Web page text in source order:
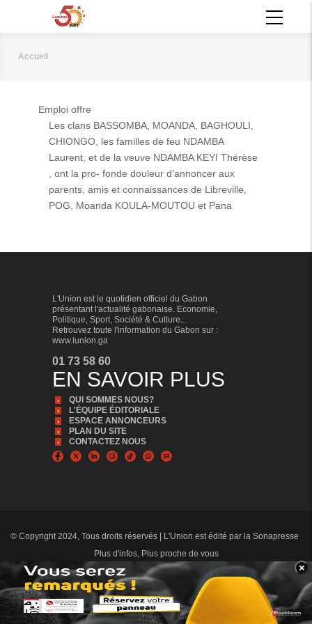
principal
Fil
Accueil
Emploi offre
Les clans BASSOMBA, MOANDA, BAGHOULI,
CHIONGO, les familles de feu NDAMBA
Laurent, et de la veuve NDAMBA KEYI Thérèse
, ont la pro- fonde douleur d’annoncer aux
parents, amis et connaissances de Libreville,
POG, Moanda KOULA-MOUTOU et Pana
BANNER_BAS
×
L'Union est le quotidien officiel du Gabon
présentant l'actualité gabonaise. Economie,
Politique, Sport, Société & Culture...
Retrouvez toute l'information du Gabon sur :
www.lunion.ga
01 73 58 60
EN SAVOIR PLUS
QUI SOMMES NOUS?
L'ÉQUIPE ÉDITORIALE
ESPACE ANNONCEURS
PLAN DU SITE
CONTACTEZ NOUS
© Copyright 2024, Tous droits réservés | L'Union est édité par la Sonapresse
Plus d'infos, Plus proche de vous